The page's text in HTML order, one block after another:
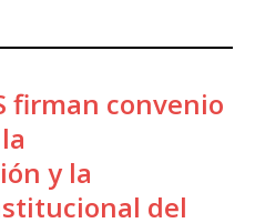
firman convenio
y la
del